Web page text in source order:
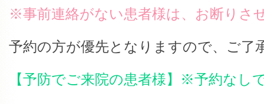
※事前連絡がない患者様は、お断りさ
予約の方が優先となりますので、ご了
【予防でご来院の患者様】※予約なし